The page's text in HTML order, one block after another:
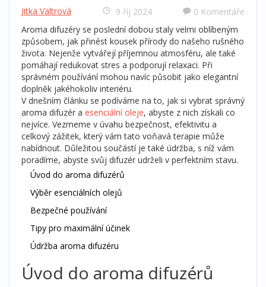
Jitka Valtrová 9 říj 2024
0 Komentáře
Aroma difuzéry se poslední dobou staly velmi oblíbeným
způsobem, jak přinést kousek přírody do našeho rušného
života. Nejenže vytvářejí příjemnou atmosféru, ale také
pomáhají redukovat stres a podporují relaxaci. Při
správném používání mohou navíc působit jako elegantní
doplněk jakéhokoliv interiéru.
V dnešním článku se podíváme na to, jak si vybrat správný
aroma difuzér a esenciální oleje, abyste z nich získali co
nejvíce. Vezmeme v úvahu bezpečnost, efektivitu a
celkový zážitek, který vám tato voňavá terapie může
nabídnout. Důležitou součástí je také údržba, s níž vám
poradíme, abyste svůj difuzér udrželi v perfektním stavu.
Úvod do aroma difuzérů
Výběr esenciálních olejů
Bezpečné používání
Tipy pro maximální účinek
Údržba aroma difuzéru
Úvod do aroma difuzérů